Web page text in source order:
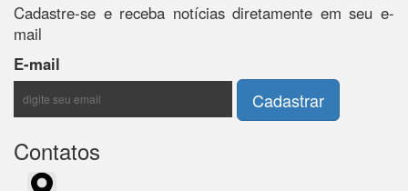
Cadastre-se e receba notícias diretamente em seu e-
mail
E-mail
Contatos